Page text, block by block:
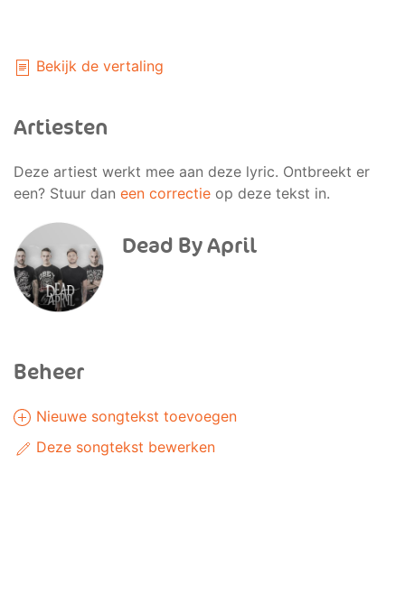
Bekijk de vertaling
Artiesten
Deze artiest werkt mee aan deze lyric. Ontbreekt er
een? Stuur dan een correctie op deze tekst in.
Dead By April
Beheer
Nieuwe songtekst toevoegen
Deze songtekst bewerken